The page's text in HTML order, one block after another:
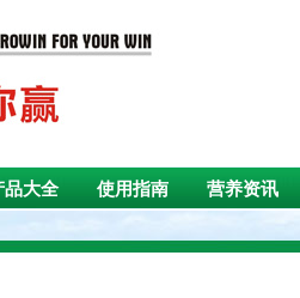
品大全 使用指南 营养资讯